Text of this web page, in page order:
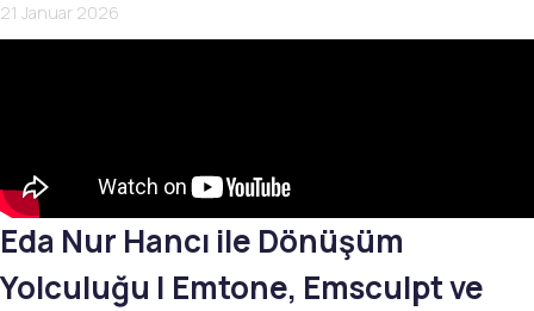
21 Januar 2026
Eda Nur Hancı ile Dönüşüm
Yolculuğu | Emtone, Emsculpt ve